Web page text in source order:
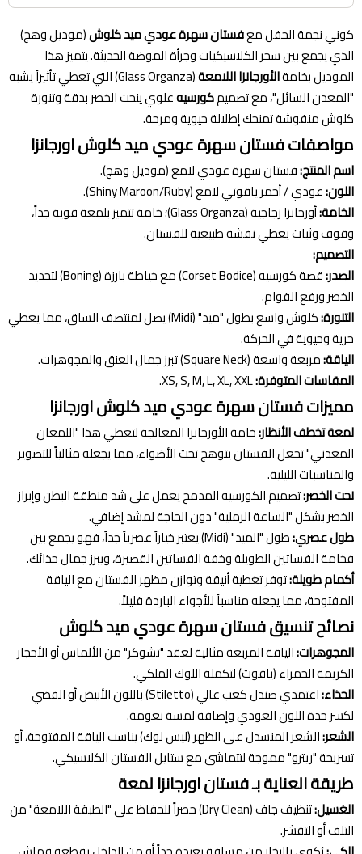
كوني نجمة الحفل معفستان سهرة عودي ميد كلوش(موديل وهج)
الذي يجمع بين سحر الكلاسيكيات وجرأة الموضة الحديثة. يتميز هذا
الموديل بخامةالأورجانزا اللامعة
(Glass Organza) التي تعطي تأثيراً يشبه
"المعدن السائل"، مع تصميمكورسيهعلوي ينحت الخصر بدقة وتنورة
كلوش منفوشة تمنحك إطلالة حيوية ومرحة.
مواصفات فستان سهرة عودي ميد كلوش اورجانزا
اسم المنتج:فستان سهرة عودي لامع (موديل وهج).
اللون:عودي / أحمر ياقوتي لامع (Shiny Maroon/Ruby).
الخامة:
أورجانزا زجاجية (Glass Organza)؛ خامة تتميز بلمعة قوية جداً،
وقوف وثبات يعطي نفشة طبيعية للفستان.
التصميم:
الصدر:
قصة كورسيه (Corset Bodice) مع خياطة بارزة (Boning) لتحديد
الخصر ورفع القوام.
التنورة:
كلوش واسع بطول "ميد" (Midi) يصل لمنتصف الساق، مما يعطي
حرية وحيوية في الحركة.
الياقة:مربعة واسعة (Square Neck) تبرز جمال العنق والمجوهرات.
المقاسات المتوفرة:
مميزات فستان سهرة عودي ميد كلوش اورجانزا
لمعة تخطف الأنظار:خامة الأورجانزا المعالجة لتعطي هذا "اللمعان
المعدني" تجعل الفستان يتوهج تحت الأضواء، مما يجعله مثالياً للتصوير
والمناسبات الليلية.
نحت الخصر:تصميم الكورسيه المدمج يعمل على شد منطقة البطن وإبراز
الخصر بشكل "الساعة الرملية" دون الحاجة لمشد إضافي.
طول عصري:
طول "الميد" (Midi) يعتبر خياراً عصرياً جداً، فهو يجمع بين
فخامة الفساتين الطويلة وخفة الفساتين القصيرة، ويبرز جمال حذائك.
أكمام طويلة:توفر تغطية أنيقة وتوازن مظهر الفستان مع الياقة
المفتوحة، مما يجعله مناسباً للأجواء الباردة قليلاً.
نصائح تنسيق فستان سهرة عودي ميد كلوش
المجوهرات:الياقة المربعة مثالية لعقد "تشوكر" من الألماس أو الأحجار
الكريمة الحمراء (ياقوت) لتكملة اللوك الملكي.
الحذاء:
اعتمدي صندل كعب عالي (Stiletto) باللون الأبيض أو الفضي
لكسر حدة اللون العودي وإضافة لمسة نعومة.
الشعر:الشعر المنسدل على الظهر (ليس لوك) يناسب الياقة المفتوحة، أو
تسريحة "ريترو" مموجة لتتماشى مع ستايل الفستان الكلاسيكي.
طريقة العناية بـ فستان اورجانزا لمعة
الغسيل:
تنظيف جاف (Dry Clean) حصراً للحفاظ على "الطبقة اللامعة" من
التلف أو التقشر.